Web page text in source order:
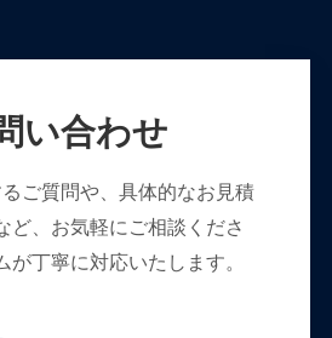
い合わせ
ご質問や、具体的なお見積
ど、お気軽にご相談くださ
が丁寧に対応いたします。